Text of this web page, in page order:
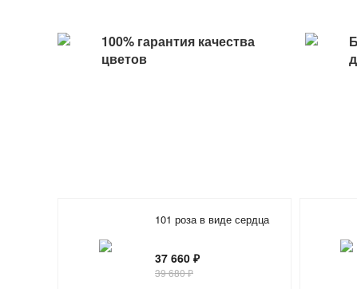
100% гарантия качества
цветов
101 роза в виде сердца
37 660 ₽
39 680 ₽